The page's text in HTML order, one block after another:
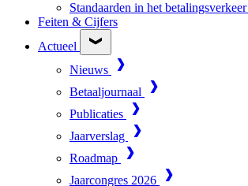
Standaarden in het betalingsverkeer
Feiten & Cijfers
Actueel
Nieuws
Betaaljournaal
Publicaties
Jaarverslag
Roadmap
Jaarcongres 2026